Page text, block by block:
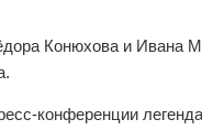
Конюхова и Ивана
конференции